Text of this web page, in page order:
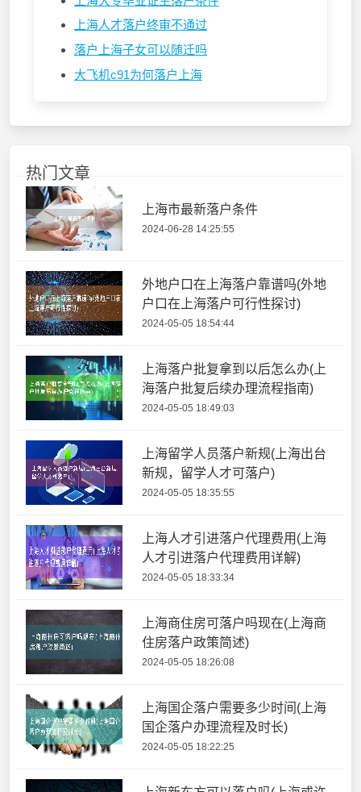
上海人才落户终审不通过
落户上海子女可以随迁吗
大飞机c91为何落户上海
热门文章
上海市最新落户条件
2024-06-28 14:25:55
外地户口在上海落户靠谱吗(外地
户口在上海落户可行性探讨)
2024-05-05 18:54:44
上海落户批复拿到以后怎么办(上
海落户批复后续办理流程指南)
2024-05-05 18:49:03
上海留学人员落户新规(上海出台
新规，留学人才可落户)
2024-05-05 18:35:55
上海人才引进落户代理费用(上海
人才引进落户代理费用详解)
2024-05-05 18:33:34
上海商住房可落户吗现在(上海商
住房落户政策简述)
2024-05-05 18:26:08
上海国企落户需要多少时间(上海
国企落户办理流程及时长)
2024-05-05 18:22:25